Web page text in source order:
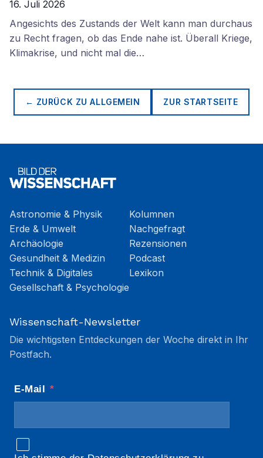
16. Juli 2026
Angesichts des Zustands der Welt kann man durchaus
zu Recht fragen, ob das Ende nahe ist. Überall Kriege,
Klimakrise, und nicht mal die…
← ZURÜCK ZUALLGEMEIN ZUR STARTSEITE
Astronomie & Physik
Erde & Umwelt
Archäologie
Gesundheit & Medizin
Technik & Digitales
Gesellschaft & Psychologie
Kolumnen
Nachgefragt
Rezensionen
Podcast
Lexikon
Wissenschaft-Newsletter
Die wichtigsten Entdeckungen der Woche direkt in Ihr
Postfach.